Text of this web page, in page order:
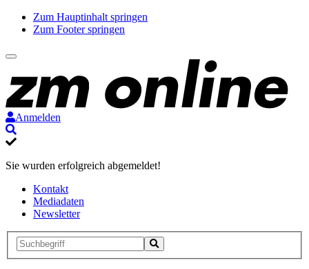
Zum Hauptinhalt springen
Zum Footer springen
Anmelden
Sie wurden erfolgreich abgemeldet!
Kontakt
Mediadaten
Newsletter
Suche
Suche
starten